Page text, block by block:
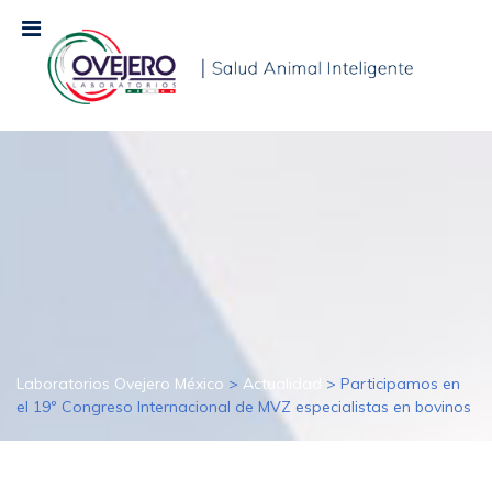
Laboratorios Ovejero México > Actualidad > Participamos en
el 19º Congreso Internacional de MVZ especialistas en bovinos